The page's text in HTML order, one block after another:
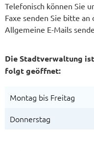
Telefonisch können Sie
Faxe senden Sie bitte
Allgemeine E-Mails
Die Stadtverwaltung
folgt geöffnet:
Montag bis Freitag
Donnerstag